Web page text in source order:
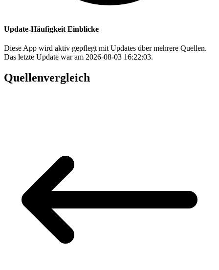
Update-Häufigkeit Einblicke
Diese App wird aktiv gepflegt mit Updates über mehrere Quellen.
Das letzte Update war am 2026-08-03 16:22:03.
Quellenvergleich